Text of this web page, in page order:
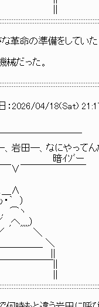
命の準備をしていた
だった。
： 2026/04/18(Sat)
￣￣￣
やってん
ﾞー
￣￣￣
）
）
／ ＼
＿＿＿ ＼